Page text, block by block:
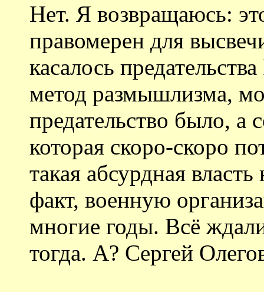
Нет. Я возвращаюсь:
правомерен для
касалось
метод размышлизма,
предательство было, а
которая скоро-скоро
такая абсурдная
факт, военную
многие годы. Всё
тогда. А? Сергей